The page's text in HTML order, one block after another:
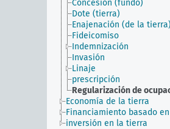
Concesión (fundo)
Dote (tierra)
Enajenación (de la tierra)
Fideicomiso
Indemnización
Invasión
Linaje
prescripción
Regularización de
Economía de la tierra
Financiamiento basado
inversión en la tierra